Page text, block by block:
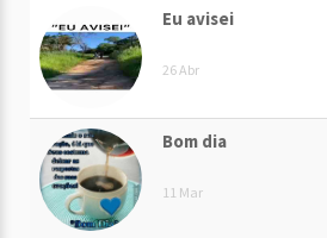
Eu avisei
26 Abr
Bom dia
11 Mar